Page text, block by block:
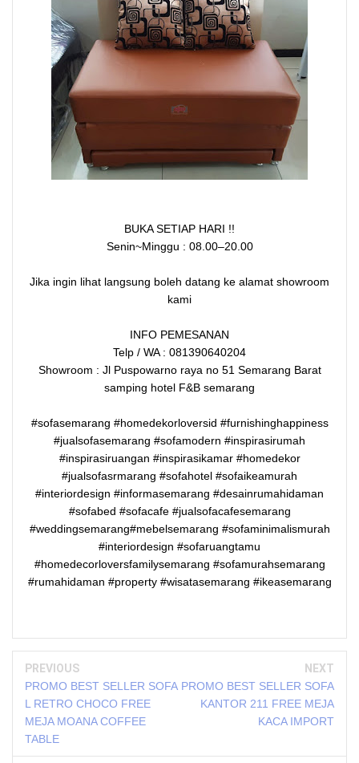
BUKA SETIAP HARI !!
Senin~Minggu : 08.00–20.00
Jika ingin lihat langsung boleh datang ke alamat showroom
kami
INFO PEMESANAN
Telp / WA : 081390640204
Showroom : Jl Puspowarno raya no 51 Semarang Barat
samping hotel F&B semarang
#sofasemarang #homedekorloversid #furnishinghappiness
#jualsofasemarang #sofamodern #inspirasirumah
#inspirasiruangan #inspirasikamar #homedekor
#jualsofasrmarang #sofahotel #sofaikeamurah
#interiordesign #informasemarang #desainrumahidaman
#sofabed #sofacafe #jualsofacafesemarang
#weddingsemarang#mebelsemarang #sofaminimalismurah
#interiordesign #sofaruangtamu
#homedecorloversfamilysemarang #sofamurahsemarang
#rumahidaman #property #wisatasemarang #ikeasemarang
PREVIOUS
PROMO BEST SELLER SOFA
L RETRO CHOCO FREE
MEJA MOANA COFFEE
TABLE
NEXT
PROMO BEST SELLER SOFA
KANTOR 211 FREE MEJA
KACA IMPORT